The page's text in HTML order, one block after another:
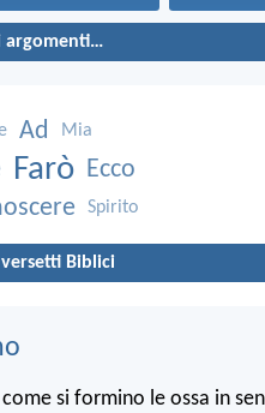
argomenti…
Ad Mia
Farò Ecco
Spirito
versetti Biblici
si formino le ossa in